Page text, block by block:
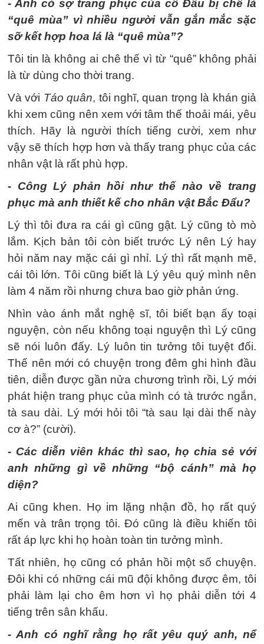
- Anh có sợ trang phục của cô Đẩu bị chê là
“quê mùa” vì nhiều người vẫn gắn mắc sặc
sỡ kết hợp hoa lá là “quê mùa”?
Tôi tin là không ai chê thế vì từ “quê” không phải
là từ dùng cho thời trang.
Và với Táo quân, tôi nghĩ, quan trọng là khán giả
khi xem cũng nên xem với tâm thế thoải mái, yêu
thích. Hãy là người thích tiếng cười, xem như
vậy sẽ thích hợp hơn và thấy trang phục của các
nhân vật là rất phù hợp.
- Công Lý phản hồi như thế nào về trang
phục mà anh thiết kế cho nhân vật Bắc Đẩu?
Lý thì tôi đưa ra cái gì cũng gật. Lý cũng tò mò
lắm. Kịch bản tôi còn biết trước Lý nên Lý hay
hỏi năm nay mặc cái gì nhỉ. Lý thì rất mạnh mẽ,
cái tôi lớn. Tôi cũng biết là Lý yêu quý mình nên
làm 4 năm rồi nhưng chưa bao giờ phản ứng.
Nhìn vào ánh mắt nghệ sĩ, tôi biết bạn ấy toại
nguyện, còn nếu không toại nguyện thì Lý cũng
sẽ nói luôn đấy. Lý luôn tin tưởng tôi tuyệt đối.
Thế nên mới có chuyện trong đêm ghi hình đầu
tiên, diễn được gần nửa chương trình rồi, Lý mới
phát hiện trang phục của mình có tà trước ngắn,
tà sau dài. Lý mới hỏi tôi “tà sau lại dài thế này
cơ à?” (cười).
- Các diễn viên khác thì sao, họ chia sẻ với
anh những gì về những “bộ cánh” mà họ
diện?
Ai cũng khen. Họ im lặng nhận đồ, họ rất quý
mến và trân trọng tôi. Đó cũng là điều khiến tôi
rất áp lực khi họ hoàn toàn tin tưởng mình.
Tất nhiên, họ cũng có phản hồi một số chuyện.
Đôi khi có những cái mũ đội không được êm, tôi
phải làm lại cho êm hơn vì họ phải diễn tới 4
tiếng trên sân khấu.
- Anh có nghĩ rằng họ rất yêu quý anh, nể